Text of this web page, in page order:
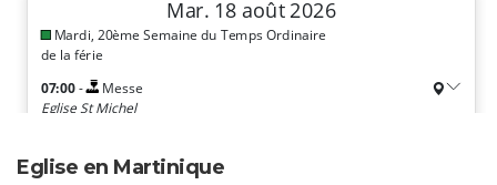
Eglise en Martinique